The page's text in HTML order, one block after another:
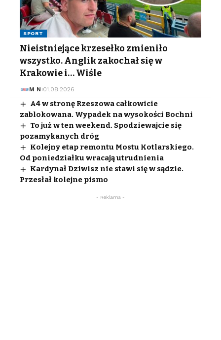
SPORT
Nieistniejące krzesełko zmieniło
wszystko. Anglik zakochał się w
Krakowie i… Wiśle
M N 01.08.2026
A4 w stronę Rzeszowa całkowicie
zablokowana. Wypadek na wysokości Bochni
To już w ten weekend. Spodziewajcie się
pozamykanych dróg
Kolejny etap remontu Mostu Kotlarskiego.
Od poniedziałku wracają utrudnienia
Kardynał Dziwisz nie stawi się w sądzie.
Przesłał kolejne pismo
- Reklama -